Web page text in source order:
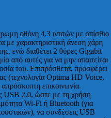
οθόνη 4.3 ιντσών με οπίσθιο
με χαρακτηριστική άνεση χάρη
ενώ διαθέτει 2 θύρες Gigabit
από αυτές για να μην απαιτείται
του. Επιπρόσθετα, προσφέρει
(τεχνολογία Optima HD Voice,
επικοινωνία.
USB 2.0, ώστε με τη χρήση
Wi-Fi ή Bluetooth (για
να συνδέσεις USB